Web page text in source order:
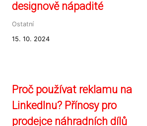
designově nápadité
Ostatní
15. 10. 2024
Proč používat reklamu na
LinkedInu? Přínosy pro
prodejce náhradních dílů